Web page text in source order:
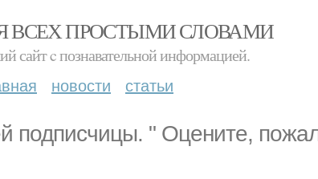
ВСЕХ ПРОСТЫМИ СЛОВАМИ
сайт c познавательной информацией.
новости статьи
подписчицы. " Оцените,